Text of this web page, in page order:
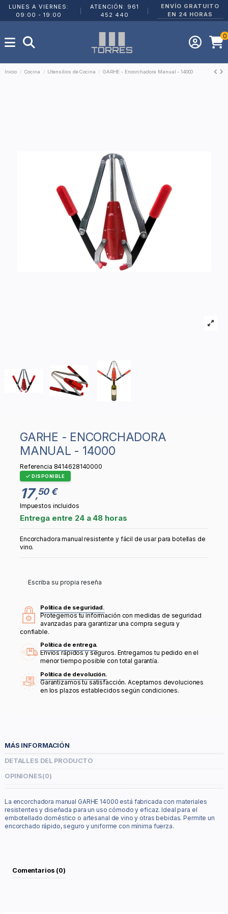
LUNES A VIERNES:
09:00 - 19:00
ATENCIÓN: 961
452 440
ENVÍO GRATUITO
EN 24 HORAS
0
Inicio Cocina Utensilios de Cocina GARHE - Encorchadora Manual - 14000
GARHE - ENCORCHADORA
MANUAL - 14000
Referencia 8414628140000
DISPONIBLE
17 ,50 €
Impuestos incluidos
Entrega entre 24 a 48 horas
Encorchadora manual resistente y fácil de usar para botellas de
vino.
Escriba su propia reseña
Política de seguridad.
Protegemos tu información con medidas de seguridad
avanzadas para garantizar una compra segura y
confiable.
Política de entrega.
Envíos rápidos y seguros. Entregamos tu pedido en el
menor tiempo posible con total garantía.
Política de devolución.
Garantizamos tu satisfacción. Aceptamos devoluciones
en los plazos establecidos según condiciones.
MÁS INFORMACIÓN
DETALLES DEL PRODUCTO
OPINIONES(0)
La encorchadora manual GARHE 14000 está fabricada con materiales
resistentes y diseñada para un uso cómodo y eficaz. Ideal para el
embotellado doméstico o artesanal de vino y otras bebidas. Permite un
encorchado rápido, seguro y uniforme con mínima fuerza.
Comentarios (0)